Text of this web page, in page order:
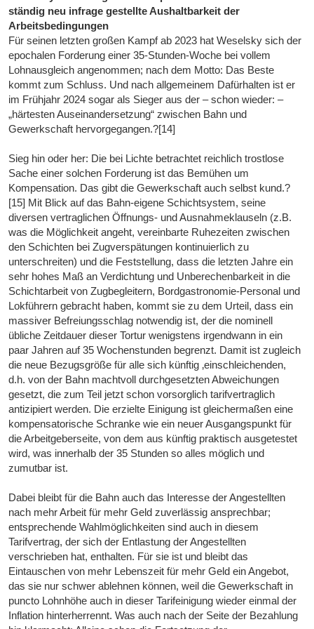
ständig neu infrage gestellte Aushaltbarkeit der
Arbeitsbedingungen
Für seinen letzten großen Kampf ab 2023 hat Weselsky sich der
epochalen Forderung einer 35-Stunden-Woche bei vollem
Lohnausgleich angenommen; nach dem Motto: Das Beste
kommt zum Schluss. Und nach allgemeinem Dafürhalten ist er
im Frühjahr 2024 sogar als Sieger aus der – schon wieder: –
„härtesten Auseinandersetzung“ zwischen Bahn und
Gewerkschaft hervorgegangen.?[14]
Sieg hin oder her: Die bei Lichte betrachtet reichlich trostlose
Sache einer solchen Forderung ist das Bemühen um
Kompensation. Das gibt die Gewerkschaft auch selbst kund.?
[15] Mit Blick auf das Bahn-eigene Schichtsystem, seine
diversen vertraglichen Öffnungs- und Ausnahmeklauseln (z.B.
was die Möglichkeit angeht, vereinbarte Ruhezeiten zwischen
den Schichten bei Zugverspätungen kontinuierlich zu
unterschreiten) und die Feststellung, dass die letzten Jahre ein
sehr hohes Maß an Verdichtung und Unberechenbarkeit in die
Schichtarbeit von Zugbegleitern, Bordgastronomie-Personal und
Lokführern gebracht haben, kommt sie zu dem Urteil, dass ein
massiver Befreiungsschlag notwendig ist, der die nominell
übliche Zeitdauer dieser Tortur wenigstens irgendwann in ein
paar Jahren auf 35 Wochenstunden begrenzt. Damit ist zugleich
die neue Bezugsgröße für alle sich künftig ‚einschleichenden,
d.h. von der Bahn machtvoll durchgesetzten Abweichungen
gesetzt, die zum Teil jetzt schon vorsorglich tarifvertraglich
antizipiert werden. Die erzielte Einigung ist gleichermaßen eine
kompensatorische Schranke wie ein neuer Ausgangspunkt für
die Arbeitgeberseite, von dem aus künftig praktisch ausgetestet
wird, was innerhalb der 35 Stunden so alles möglich und
zumutbar ist.
Dabei bleibt für die Bahn auch das Interesse der Angestellten
nach mehr Arbeit für mehr Geld zuverlässig ansprechbar;
entsprechende Wahlmöglichkeiten sind auch in diesem
Tarifvertrag, der sich der Entlastung der Angestellten
verschrieben hat, enthalten. Für sie ist und bleibt das
Eintauschen von mehr Lebenszeit für mehr Geld ein Angebot,
das sie nur schwer ablehnen können, weil die Gewerkschaft in
puncto Lohnhöhe auch in dieser Tarifeinigung wieder einmal der
Inflation hinterherrennt. Was auch nach der Seite der Bezahlung